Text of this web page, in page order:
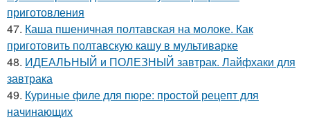
приготовления
47. Каша пшеничная полтавская на молоке. Как
приготовить полтавскую кашу в мультиварке
48. ИДЕАЛЬНЫЙ и ПОЛЕЗНЫЙ завтрак. Лайфхаки для
завтрака
49. Куриные филе для пюре: простой рецепт для
начинающих